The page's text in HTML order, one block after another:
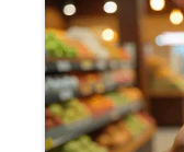
Para